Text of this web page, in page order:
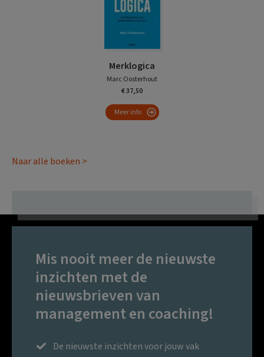
Merklogica
Marc Oosterhout
€ 37,50
Meer info
Naar alle boeken >
Mis nooit meer de nieuwste
inzichten met de
nieuwsbrieven van
management en coaching!
De nieuwste inzichten voor jouw vak